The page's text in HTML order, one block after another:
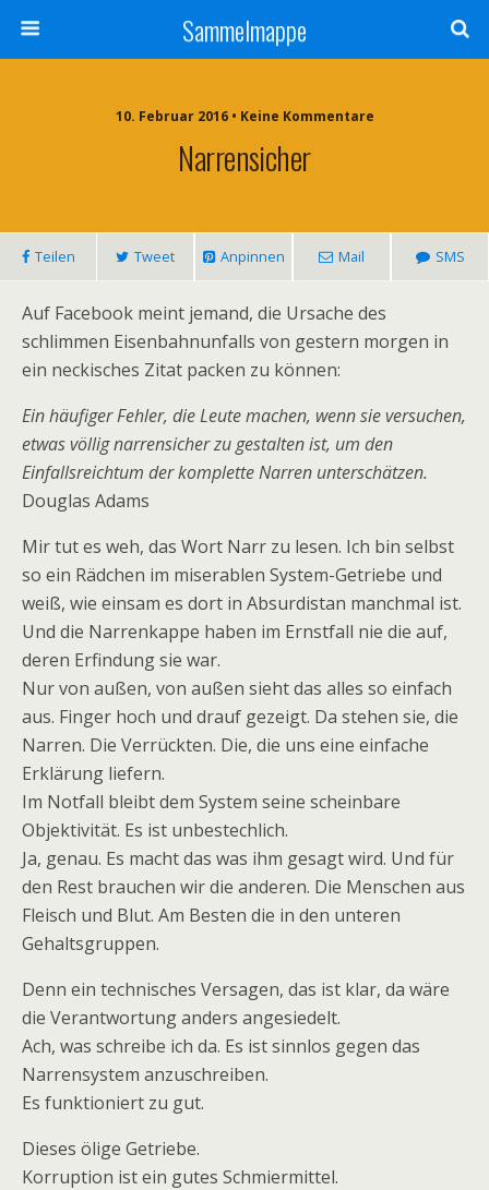
Sammelmappe
10. Februar 2016 • Keine Kommentare
Narrensicher
Teilen Tweet Anpinnen Mail SMS
Auf Facebook meint jemand, die Ursache des
schlimmen Eisenbahnunfalls von gestern morgen in
ein neckisches Zitat packen zu können:
Ein häufiger Fehler, die Leute machen, wenn sie versuchen,
etwas völlig narrensicher zu gestalten ist, um den
Einfallsreichtum der komplette Narren unterschätzen.
Douglas Adams
Mir tut es weh, das Wort Narr zu lesen. Ich bin selbst
so ein Rädchen im miserablen System-Getriebe und
weiß, wie einsam es dort in Absurdistan manchmal ist.
Und die Narrenkappe haben im Ernstfall nie die auf,
deren Erfindung sie war.
Nur von außen, von außen sieht das alles so einfach
aus. Finger hoch und drauf gezeigt. Da stehen sie, die
Narren. Die Verrückten. Die, die uns eine einfache
Erklärung liefern.
Im Notfall bleibt dem System seine scheinbare
Objektivität. Es ist unbestechlich.
Ja, genau. Es macht das was ihm gesagt wird. Und für
den Rest brauchen wir die anderen. Die Menschen aus
Fleisch und Blut. Am Besten die in den unteren
Gehaltsgruppen.
Denn ein technisches Versagen, das ist klar, da wäre
die Verantwortung anders angesiedelt.
Ach, was schreibe ich da. Es ist sinnlos gegen das
Narrensystem anzuschreiben.
Es funktioniert zu gut.
Dieses ölige Getriebe.
Korruption ist ein gutes Schmiermittel.